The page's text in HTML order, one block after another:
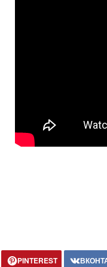
PINTEREST